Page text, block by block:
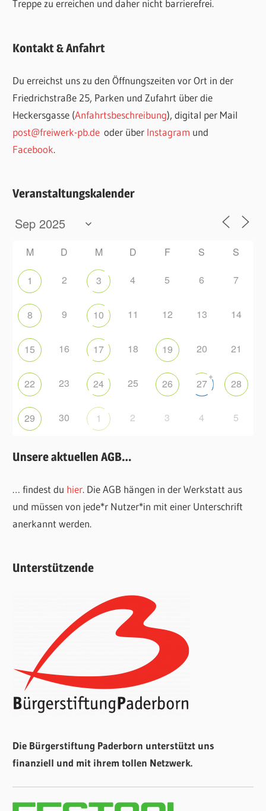
Treppe zu erreichen und daher nicht barrierefrei.
Kontakt & Anfahrt
Du erreichst uns zu den Öffnungszeiten vor Ort in der
Friedrichstraße 25, Parken und Zufahrt über die
Heckersgasse (Anfahrtsbeschreibung), digital per Mail
post@freiwerk-pb.de oder über Instagram und
Facebook.
Veranstaltungskalender
M D M D F S S
1 2 3 4 5 6 7
8 9 10 11 12 13 14
15 16 17 18 19 20 21
22 23 24 25 26 27
+
28
29 30 1 2 3 4 5
Unsere aktuellen AGB…
… findest du hier. Die AGB hängen in der Werkstatt aus
und müssen von jede*r Nutzer*in mit einer Unterschrift
anerkannt werden.
Unterstützende
Die Bürgerstiftung Paderborn unterstützt uns
finanziell und mit ihrem tollen Netzwerk.